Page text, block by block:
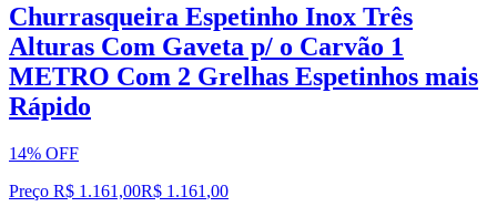
Churrasqueira Espetinho Inox Três
Alturas Com Gaveta p/ o Carvão 1
METRO Com 2 Grelhas Espetinhos mais
Rápido
14% OFF
Preço R$ 1.161,00R$ 1.161 ,00